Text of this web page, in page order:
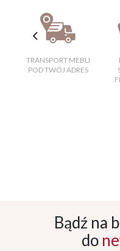
TRANSPORT MEBLI
POD TWÓJ ADRES
Bądź na
do